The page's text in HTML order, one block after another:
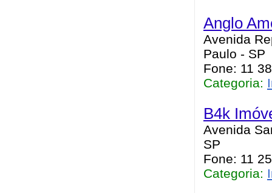
Anglo
Avenida
Paulo - SP
Fone: 11
Categoria:
B4k
Avenida
SP
Fone: 11
Categoria: